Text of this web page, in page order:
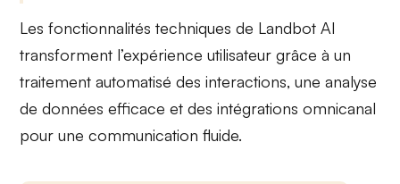
Les fonctionnalités techniques de Landbot AI
transforment l’expérience utilisateur grâce à un
traitement automatisé des interactions, uneanalyse
de données efficace et desintégrations omnicanal
pour une communication fluide.